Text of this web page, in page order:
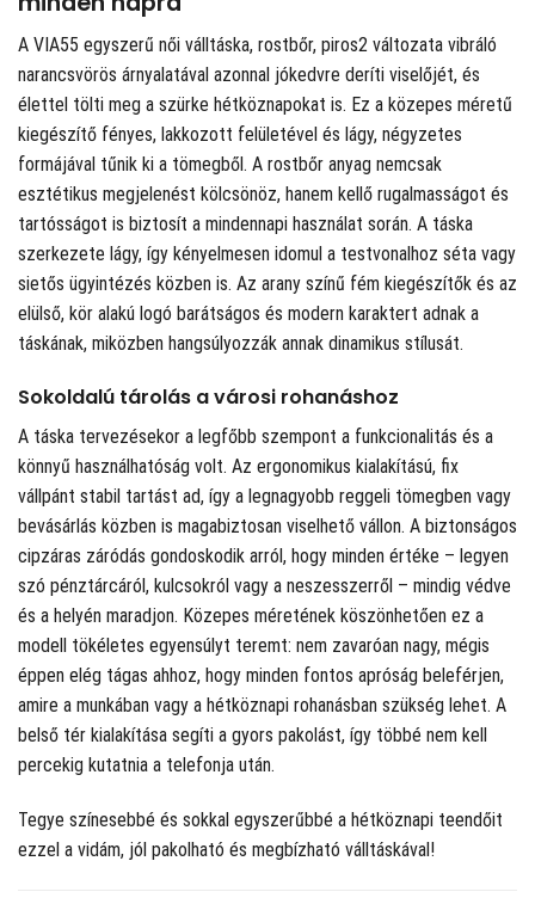
A VIA55 egyszerű női válltáska, rostbőr, piros2 változata vibráló
narancsvörös árnyalatával azonnal jókedvre deríti viselőjét, és
élettel tölti meg a szürke hétköznapokat is. Ez a közepes méretű
kiegészítő fényes, lakkozott felületével és lágy, négyzetes
formájával tűnik ki a tömegből. A rostbőr anyag nemcsak
esztétikus megjelenést kölcsönöz, hanem kellő rugalmasságot és
tartósságot is biztosít a mindennapi használat során. A táska
szerkezete lágy, így kényelmesen idomul a testvonalhoz séta vagy
sietős ügyintézés közben is. Az arany színű fém kiegészítők és az
elülső, kör alakú logó barátságos és modern karaktert adnak a
táskának, miközben hangsúlyozzák annak dinamikus stílusát.
Sokoldalú tárolás a városi rohanáshoz
A táska tervezésekor a legfőbb szempont a funkcionalitás és a
könnyű használhatóság volt. Az ergonomikus kialakítású, fix
vállpánt stabil tartást ad, így a legnagyobb reggeli tömegben vagy
bevásárlás közben is magabiztosan viselhető vállon. A biztonságos
cipzáras záródás gondoskodik arról, hogy minden értéke – legyen
szó pénztárcáról, kulcsokról vagy a neszesszerről – mindig védve
és a helyén maradjon. Közepes méretének köszönhetően ez a
modell tökéletes egyensúlyt teremt: nem zavaróan nagy, mégis
éppen elég tágas ahhoz, hogy minden fontos apróság beleférjen,
amire a munkában vagy a hétköznapi rohanásban szükség lehet. A
belső tér kialakítása segíti a gyors pakolást, így többé nem kell
percekig kutatnia a telefonja után.
Tegye színesebbé és sokkal egyszerűbbé a hétköznapi teendőit
ezzel a vidám, jól pakolható és megbízható válltáskával!